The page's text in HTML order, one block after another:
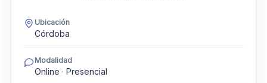
Ubicación
Córdoba
Modalidad
Online · Presencial